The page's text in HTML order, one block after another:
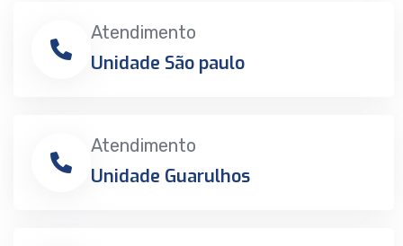
Atendimento
Unidade São paulo
Atendimento
Unidade Guarulhos